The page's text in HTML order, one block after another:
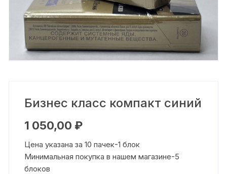
Бизнес класс компакт синий
1 050,00 ₽
Цена указана за 10 пачек-1 блок
Минимальная покупка в нашем магазине-5
блоков